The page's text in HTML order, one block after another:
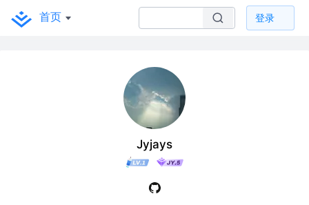
首页 登录
Jyjays